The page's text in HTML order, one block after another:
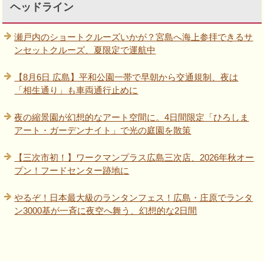
ヘッドライン
瀬戸内のショートクルーズいかが？宮島へ海上参拝できるサ
ンセットクルーズ、夏限定で運航中
【8月6日 広島】平和公園一帯で早朝から交通規制、夜は
「相生通り」も車両通行止めに
夜の縮景園が幻想的なアート空間に。4日間限定「ひろしま
アート・ガーデンナイト」で光の庭園を散策
【三次市初！】ワークマンプラス広島三次店、2026年秋オー
プン！フードセンター跡地に
やるぞ！日本最大級のランタンフェス！広島・庄原でランタ
ン3000基が一斉に夜空へ舞う、幻想的な2日間